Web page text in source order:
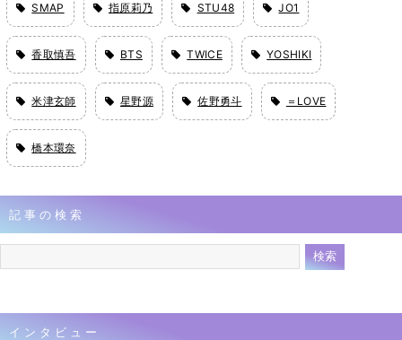
SMAP 指原莉乃 STU48 JO1
香取慎吾 BTS TWICE YOSHIKI
米津玄師 星野源 佐野勇斗 ＝LOVE
橋本環奈
記事の検索
インタビュー